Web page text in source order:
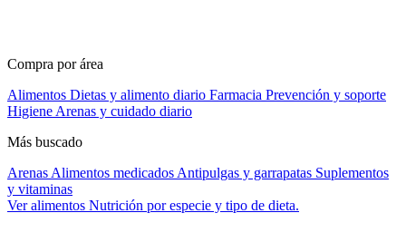
Compra por área
Alimentos Dietas y alimento diario Farmacia Prevención y soporte
Higiene Arenas y cuidado diario
Más buscado
Arenas Alimentos medicados Antipulgas y garrapatas Suplementos
y vitaminas
Ver alimentos Nutrición por especie y tipo de dieta.